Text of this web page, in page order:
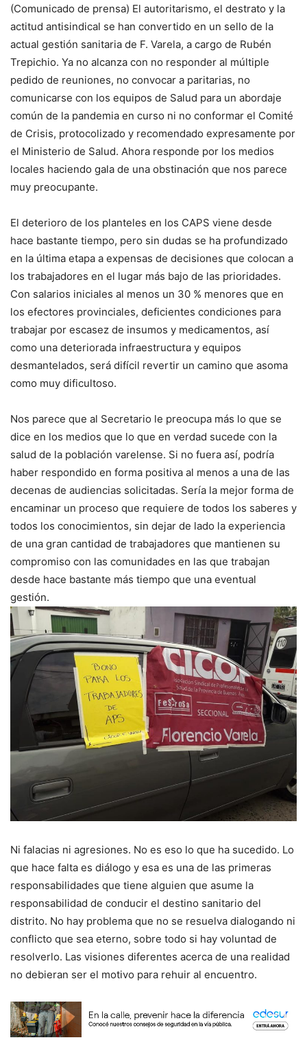
(Comunicado de prensa) El autoritarismo, el destrato y la
actitud antisindical se han convertido en un sello de la
actual gestión sanitaria de F. Varela, a cargo de Rubén
Trepichio. Ya no alcanza con no responder al múltiple
pedido de reuniones, no convocar a paritarias, no
comunicarse con los equipos de Salud para un abordaje
común de la pandemia en curso ni no conformar el Comité
de Crisis, protocolizado y recomendado expresamente por
el Ministerio de Salud. Ahora responde por los medios
locales haciendo gala de una obstinación que nos parece
muy preocupante.
El deterioro de los planteles en los CAPS viene desde
hace bastante tiempo, pero sin dudas se ha profundizado
en la última etapa a expensas de decisiones que colocan a
los trabajadores en el lugar más bajo de las prioridades.
Con salarios iniciales al menos un 30 % menores que en
los efectores provinciales, deficientes condiciones para
trabajar por escasez de insumos y medicamentos, así
como una deteriorada infraestructura y equipos
desmantelados, será difícil revertir un camino que asoma
como muy dificultoso.
Nos parece que al Secretario le preocupa más lo que se
dice en los medios que lo que en verdad sucede con la
salud de la población varelense. Si no fuera así, podría
haber respondido en forma positiva al menos a una de las
decenas de audiencias solicitadas. Sería la mejor forma de
encaminar un proceso que requiere de todos los saberes y
todos los conocimientos, sin dejar de lado la experiencia
de una gran cantidad de trabajadores que mantienen su
compromiso con las comunidades en las que trabajan
desde hace bastante más tiempo que una eventual
gestión.
Ni falacias ni agresiones. No es eso lo que ha sucedido. Lo
que hace falta es diálogo y esa es una de las primeras
responsabilidades que tiene alguien que asume la
responsabilidad de conducir el destino sanitario del
distrito. No hay problema que no se resuelva dialogando ni
conflicto que sea eterno, sobre todo si hay voluntad de
resolverlo. Las visiones diferentes acerca de una realidad
no debieran ser el motivo para rehuir al encuentro.